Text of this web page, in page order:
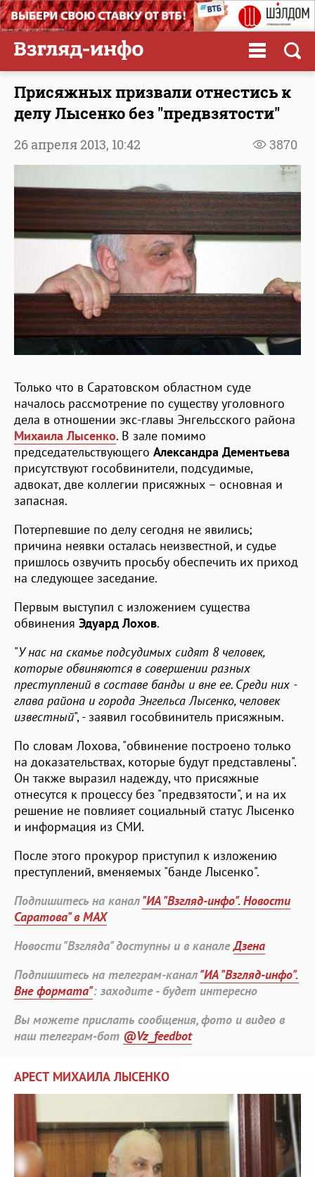
Присяжных призвали отнестись к
делу Лысенко без "предвзятости"
3870
26 апреля 2013, 10:42
Только что в Саратовском областном суде
началось рассмотрение по существу уголовного
дела в отношении экс-главы Энгельсского района
Михаила Лысенко. В зале помимо
председательствующего Александра Дементьева
присутствуют гособвинители, подсудимые,
адвокат, две коллегии присяжных – основная и
запасная.
Потерпевшие по делу сегодня не явились;
причина неявки осталась неизвестной, и судье
пришлось озвучить просьбу обеспечить их приход
на следующее заседание.
Первым выступил с изложением существа
обвинения Эдуард Лохов.
"У нас на скамье подсудимых сидят 8 человек,
которые обвиняются в совершении разных
преступлений в составе банды и вне ее. Среди них -
глава района и города Энгельса Лысенко, человек
известный", - заявил гособвинитель присяжным.
По словам Лохова, "обвинение построено только
на доказательствах, которые будут представлены".
Он также выразил надежду, что присяжные
отнесутся к процессу без "предвзятости", и на их
решение не повлияет социальный статус Лысенко
и информация из СМИ.
После этого прокурор приступил к изложению
преступлений, вменяемых "банде Лысенко".
Подпишитесь на канал"ИА "Взгляд-инфо". Новости
Саратова" в MAX
Новости "Взгляда" доступны и в каналеДзена
Подпишитесь на телеграм-канал"ИА "Взгляд-инфо".
Вне формата": заходите - будет интересно
Вы можете прислать сообщения, фото и видео в
наш телеграм-бот @Vz_feedbot
АРЕСТ МИХАИЛА ЛЫСЕНКО